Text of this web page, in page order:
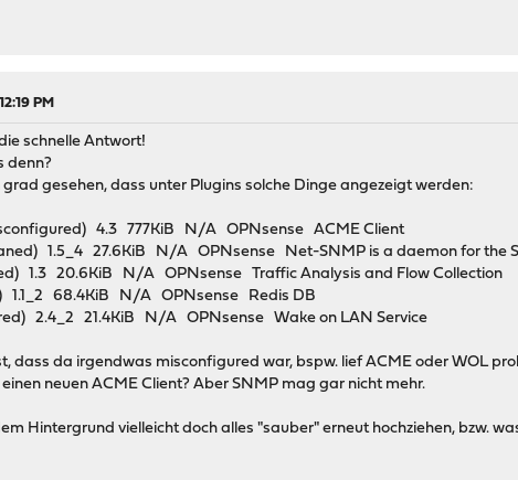
PM
schnelle Antwort!
denn?
gesehen, dass unter Plugins solche Dinge angezeigt werden:
4.3 777KiB N/A OPNsense ACME Client
1.5_4 27.6KiB N/A OPNsense Net-SNMP is a daemon for the
1.3 20.6KiB N/A OPNsense Traffic Analysis and Flow Collection
1.1_2 68.4KiB N/A OPNsense Redis DB
2.4_2 21.4KiB N/A OPNsense Wake on LAN Service
dass da irgendwas misconfigured war, bspw. lief ACME oder WOL
neuen ACME Client? Aber SNMP mag gar nicht mehr.
Hintergrund vielleicht doch alles "sauber" erneut hochziehen, bzw.